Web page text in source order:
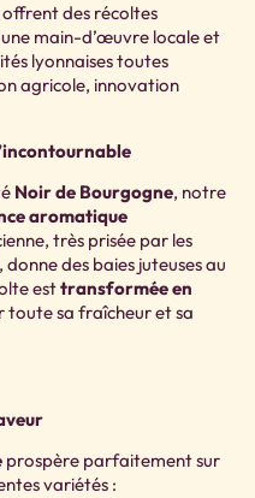
des récoltes
main-d’œuvre locale et
lyonnaises toutes
agricole, innovation
Noir de Bourgogne, notre
aromatique
très prisée par les
des baies juteuses au
esttransformée en
toute sa fraîcheur et sa
prospère parfaitement sur
variétés :